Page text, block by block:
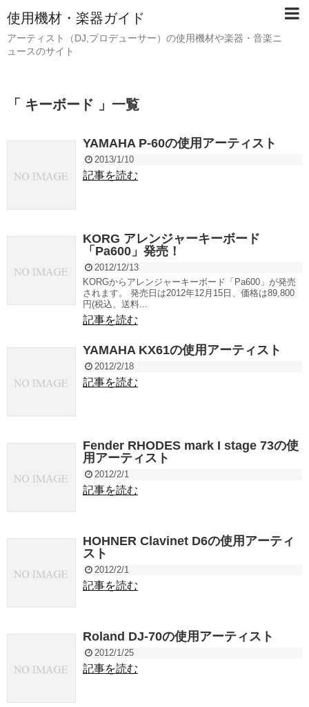
使用機材・楽器ガイド
アーティスト（DJ,プロデューサー）の使用機材や楽器・音楽ニ
ュースのサイト
「 キーボード 」一覧
YAMAHA P-60の使用アーティスト
2013/1/10
記事を読む
KORG アレンジャーキーボード
「Pa600」発売！
2012/12/13
KORGからアレンジャーキーボード「Pa600」が発売
されます。 発売日は2012年12月15日、価格は89,800
円(税込、送料...
記事を読む
YAMAHA KX61の使用アーティスト
2012/2/18
記事を読む
Fender RHODES mark I stage 73の使
用アーティスト
2012/2/1
記事を読む
HOHNER Clavinet D6の使用アーティ
スト
2012/2/1
記事を読む
Roland DJ-70の使用アーティスト
2012/1/25
記事を読む